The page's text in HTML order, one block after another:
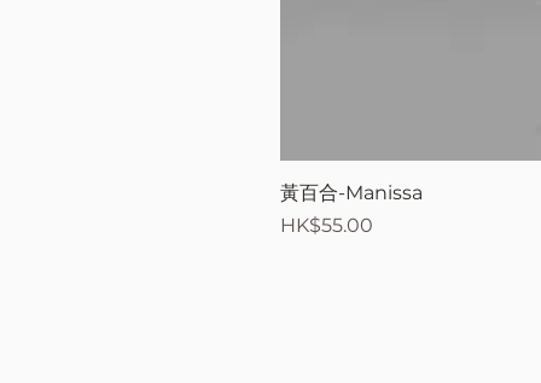
黃百合-Manissa
價格
HK$55.00